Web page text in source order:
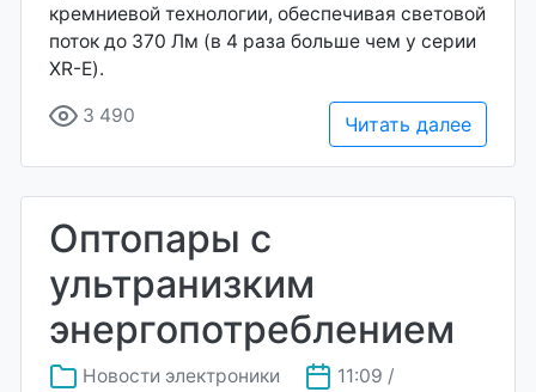
кремниевой технологии, обеспечивая световой
поток до 370 Лм (в 4 раза больше чем у серии
XR-E).
3 490 Читать далее
Оптопары с
ультранизким
энергопотреблением
Новости электроники
11:09 /